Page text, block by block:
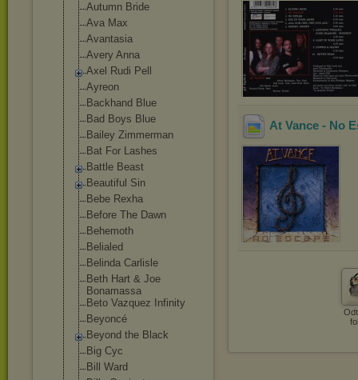
Autumn Bride
Ava Max
Avantasia
Avery Anna
Axel Rudi Pell
Ayreon
Backhand Blue
Bad Boys Blue
Bailey Zimmerman
Bat For Lashes
Battle Beast
Beautiful Sin
Bebe Rexha
Before The Dawn
Behemoth
Belialed
Belinda Carlisle
Beth Hart & Joe
Bonamassa
Beto Vazquez Infinity
Beyoncé
Beyond the Black
Big Cyc
Bill Ward
At Vance - No